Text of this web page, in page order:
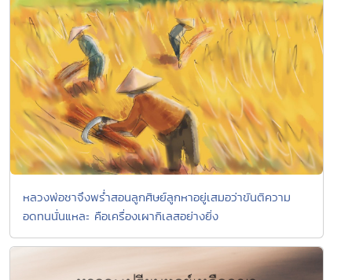
หลวงพ่อชาจึงพร่ำสอนลูกศิษย์ลูกหาอยู่เสมอว่าขันติความ
อดทนนั่นแหละ คือเครื่องเผากิเลสอย่างยิ่ง